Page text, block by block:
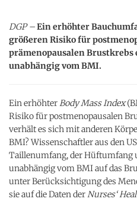
DGP –Ein erhöhter
größeren Risiko für
prämenopausalen
unabhängig vom BMI.
Ein erhöhterBody Mass Index
Risiko für postmenopausalen
verhält es sich mit anderen
BMI? Wissenschaftler aus den
Taillenumfang, der Hüftumfang
unabhängig vom BMI auf das
unter Berücksichtigung des
sie auf die Daten derNurses‘